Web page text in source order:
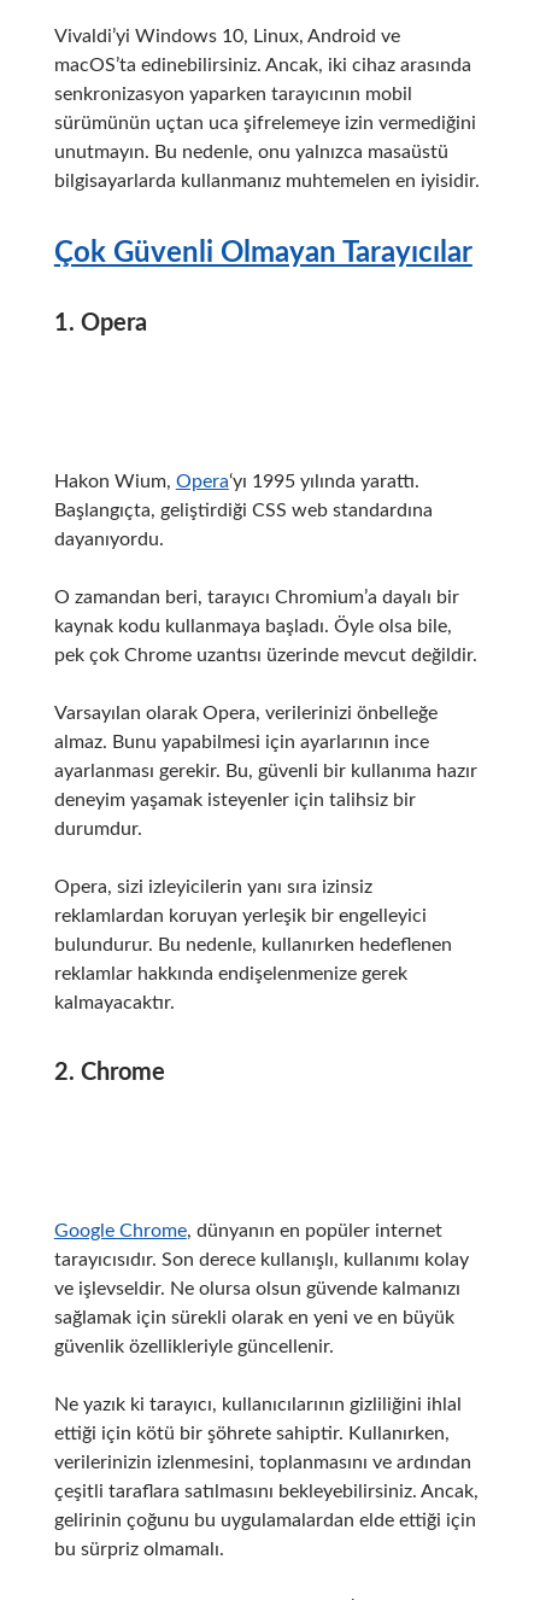
Vivaldi’yi Windows 10, Linux, Android ve
macOS’ta edinebilirsiniz. Ancak, iki cihaz arasında
senkronizasyon yaparken tarayıcının mobil
sürümünün uçtan uca şifrelemeye izin vermediğini
unutmayın. Bu nedenle, onu yalnızca masaüstü
bilgisayarlarda kullanmanız muhtemelen en iyisidir.
Çok Güvenli Olmayan Tarayıcılar
1. Opera
Hakon Wium, Opera‘yı 1995 yılında yarattı.
Başlangıçta, geliştirdiği CSS web standardına
dayanıyordu.
O zamandan beri, tarayıcı Chromium’a dayalı bir
kaynak kodu kullanmaya başladı. Öyle olsa bile,
pek çok Chrome uzantısı üzerinde mevcut değildir.
Varsayılan olarak Opera, verilerinizi önbelleğe
almaz. Bunu yapabilmesi için ayarlarının ince
ayarlanması gerekir. Bu, güvenli bir kullanıma hazır
deneyim yaşamak isteyenler için talihsiz bir
durumdur.
Opera, sizi izleyicilerin yanı sıra izinsiz
reklamlardan koruyan yerleşik bir engelleyici
bulundurur. Bu nedenle, kullanırken hedeflenen
reklamlar hakkında endişelenmenize gerek
kalmayacaktır.
2. Chrome
Google Chrome, dünyanın en popüler internet
tarayıcısıdır. Son derece kullanışlı, kullanımı kolay
ve işlevseldir. Ne olursa olsun güvende kalmanızı
sağlamak için sürekli olarak en yeni ve en büyük
güvenlik özellikleriyle güncellenir.
Ne yazık ki tarayıcı, kullanıcılarının gizliliğini ihlal
ettiği için kötü bir şöhrete sahiptir. Kullanırken,
verilerinizin izlenmesini, toplanmasını ve ardından
çeşitli taraflara satılmasını bekleyebilirsiniz. Ancak,
gelirinin çoğunu bu uygulamalardan elde ettiği için
bu sürpriz olmamalı.